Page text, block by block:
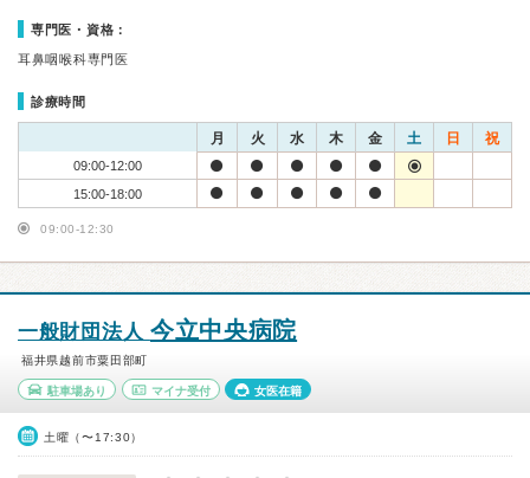
専門医・資格：
耳鼻咽喉科専門医
診療時間
月 火 水 木 金 土 日 祝
09:00-12:00
15:00-18:00
09:00-12:30
一般財団法人 今立中央病院
福井県越前市粟田部町
駐車場あり マイナ受付 女医在籍
土曜（〜17:30）